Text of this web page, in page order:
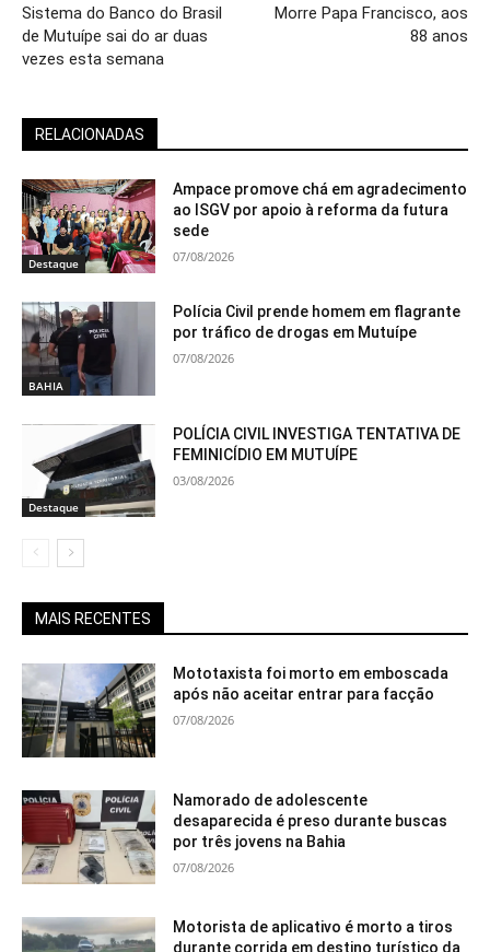
Sistema do Banco do Brasil
de Mutuípe sai do ar duas
vezes esta semana
Morre Papa Francisco, aos
88 anos
RELACIONADAS
Destaque
Ampace promove chá em agradecimento
ao ISGV por apoio à reforma da futura
sede
07/08/2026
BAHIA
Polícia Civil prende homem em flagrante
por tráfico de drogas em Mutuípe
07/08/2026
Destaque
POLÍCIA CIVIL INVESTIGA TENTATIVA DE
FEMINICÍDIO EM MUTUÍPE
03/08/2026
MAIS RECENTES
Mototaxista foi morto em emboscada
após não aceitar entrar para facção
07/08/2026
Namorado de adolescente
desaparecida é preso durante buscas
por três jovens na Bahia
07/08/2026
Motorista de aplicativo é morto a tiros
durante corrida em destino turístico da